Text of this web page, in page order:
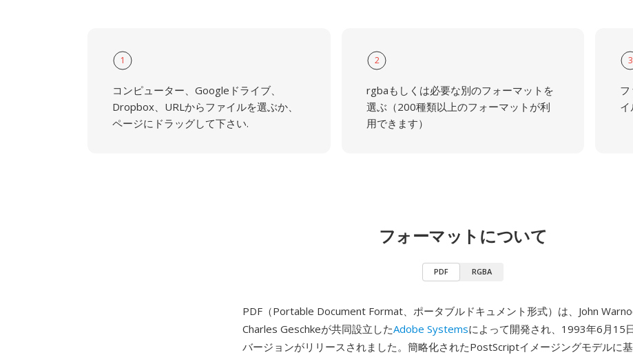
1
コンピューター、Googleドライブ、
Dropbox、URLからファイルを選ぶか、
ページにドラッグして下さい.
2
rgbaもしくは必要な別のフォーマットを
選ぶ（200種類以上のフォーマットが利
用できます）
3
フォーマットについて
PDF RGBA
PDF（Portable Document Format、ポータブルドキュメント形式）は、John
Charles Geschkeが共同設立したAdobe Systemsによって開発され、1993年6月15
バージョンがリリースされました。簡略化されたPostScriptイメージングモデルに基